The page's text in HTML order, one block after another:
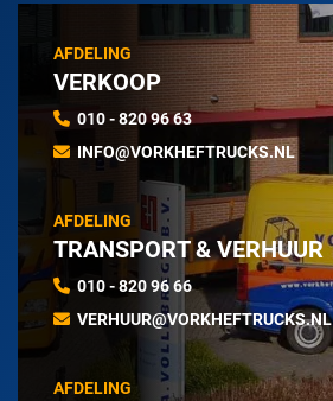
AFDELING
VERKOOP
010 - 820 96 63
INFO@VORKHEFTRUCKS.NL
AFDELING
TRANSPORT & VERHUUR
010 - 820 96 66
VERHUUR@VORKHEFTRUCKS.NL
AFDELING